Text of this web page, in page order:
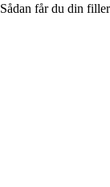
Sådan får du din